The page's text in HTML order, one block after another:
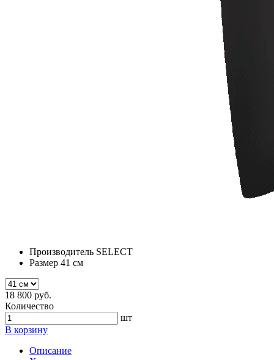
Производитель SELECT
Размер 41 см
18 800 руб.
Количество
шт
В корзину
Описание